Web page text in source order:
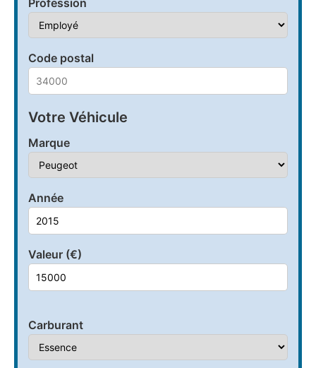
Code postal
Votre Véhicule
Marque
Année
Valeur (€)
Carburant